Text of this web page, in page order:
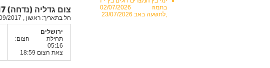
בתמוז 02/07/2026
,לתשעה באב 23/07/2026
צום גדליה (נדחה) 2017
חל בתאריך: ראשון , 24/09/2017, ד' בתשרי ה'תשע"ח
ירושלים
תחילת הצום:
05:16
צאת הצום 18:59